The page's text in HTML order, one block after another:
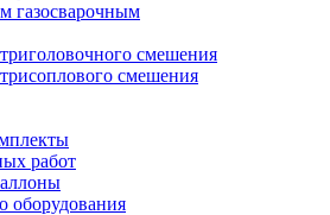
газосварочным
смешения
смешения
работ
оборудования